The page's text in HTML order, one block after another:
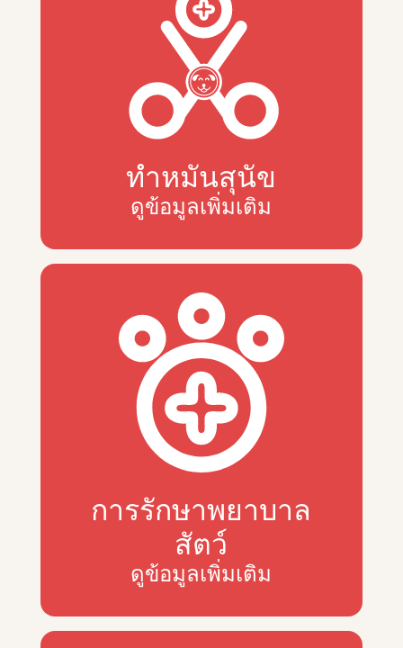
ทำหมันสุนัข
ดูข้อมูลเพิ่มเติม
การรักษาพยาบาล
สัตว์
ดูข้อมูลเพิ่มเติม